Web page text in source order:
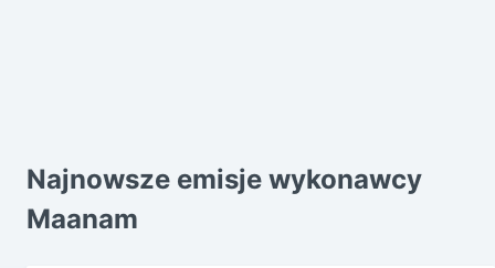
Najnowsze emisje wykonawcy
Maanam